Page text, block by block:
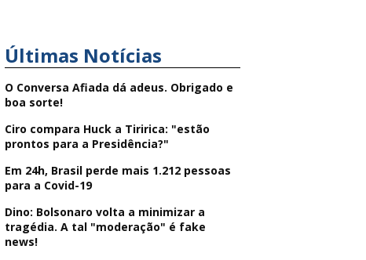
Últimas Notícias
O Conversa Afiada dá adeus. Obrigado e
boa sorte!
Ciro compara Huck a Tiririca: "estão
prontos para a Presidência?"
Em 24h, Brasil perde mais 1.212 pessoas
para a Covid-19
Dino: Bolsonaro volta a minimizar a
tragédia. A tal "moderação" é fake
news!